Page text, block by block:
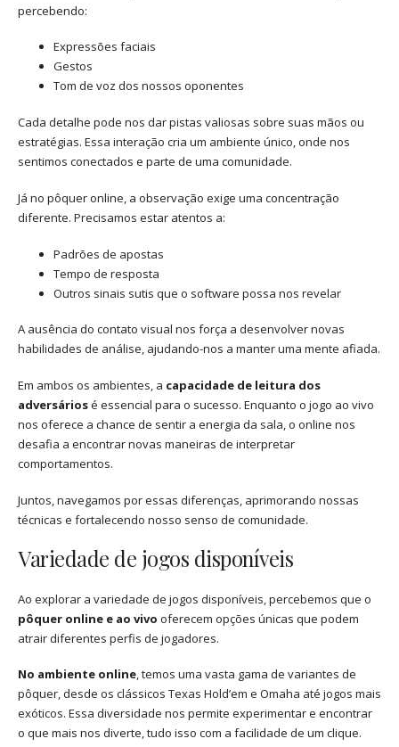
percebendo:
Expressões faciais
Gestos
Tom de voz dos nossos oponentes
Cada detalhe pode nos dar pistas valiosas sobre suas mãos ou
estratégias. Essa interação cria um ambiente único, onde nos
sentimos conectados e parte de uma comunidade.
Já no pôquer online, a observação exige uma concentração
diferente. Precisamos estar atentos a:
Padrões de apostas
Tempo de resposta
Outros sinais sutis que o software possa nos revelar
A ausência do contato visual nos força a desenvolver novas
habilidades de análise, ajudando-nos a manter uma mente afiada.
Em ambos os ambientes, a capacidade de leitura dos
adversáriosé essencial para o sucesso. Enquanto o jogo ao vivo
nos oferece a chance de sentir a energia da sala, o online nos
desafia a encontrar novas maneiras de interpretar
comportamentos.
Juntos, navegamos por essas diferenças, aprimorando nossas
técnicas e fortalecendo nosso senso de comunidade.
Variedade de jogos disponíveis
Ao explorar a variedade de jogos disponíveis, percebemos que o
pôquer online e ao vivo oferecem opções únicas que podem
atrair diferentes perfis de jogadores.
No ambiente online, temos uma vasta gama de variantes de
pôquer, desde os clássicos Texas Hold’em e Omaha até jogos mais
exóticos. Essa diversidade nos permite experimentar e encontrar
o que mais nos diverte, tudo isso com a facilidade de um clique.